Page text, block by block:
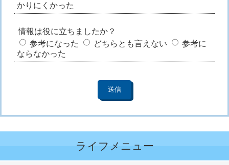
かりにくかった
情報は役に立ちましたか？
参考になった
どちらとも言えない
参考に
ならなかった
ライフメニュー